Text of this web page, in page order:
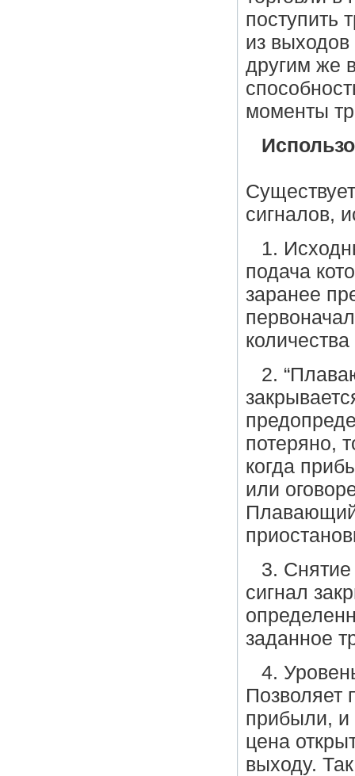
поступить
из
другим же
моменты
сигналов,
1.
подача
заранее
2.
потеряно,
когда
или
Плавающий
3.
сигнал
заданное
4.
Позволяет
прибыли, и
цена
выходу.